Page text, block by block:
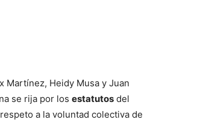
Martínez, Heidy Musa y Juan
se rija por los estatutos del
a la voluntad colectiva de